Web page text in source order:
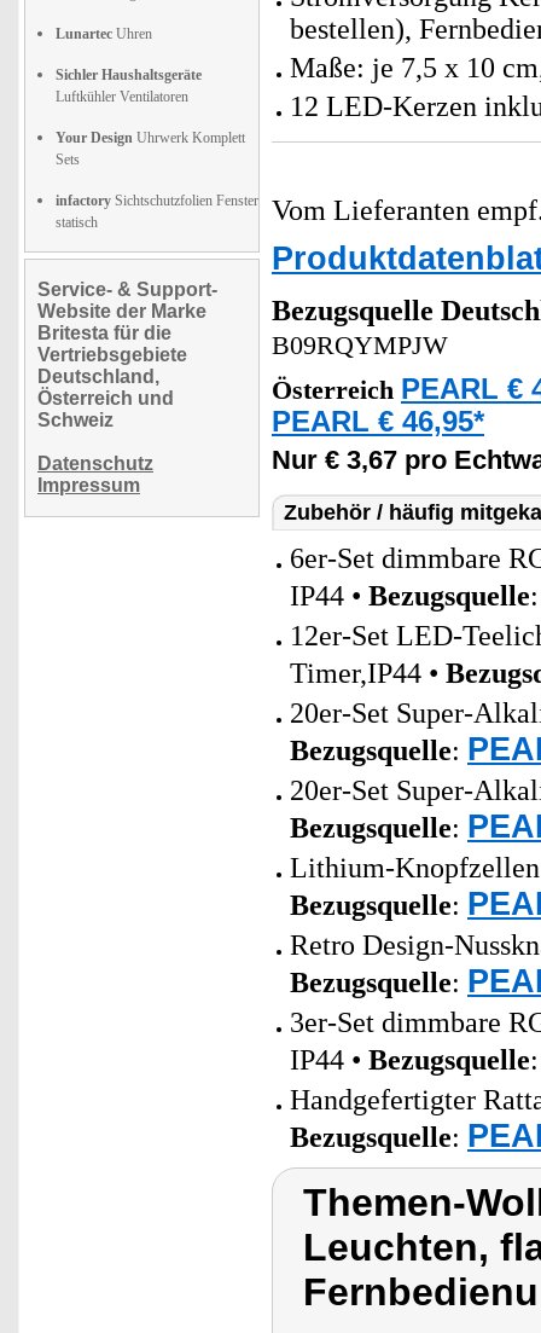
Lunartec Uhren
Sichler Haushaltsgeräte
Luftkühler Ventilatoren
Your Design Uhrwerk Komplett
Sets
infactory Sichtschutzfolien Fenster
statisch
Service- & Support-
Website der Marke
Britesta für die
Vertriebsgebiete
Deutschland,
Österreich und
Schweiz
Datenschutz
Impressum
bestellen),
Maße: je 7,5 x 10
12 LED-Kerzen
Vom Lieferanten
Bezugsquelle
B09RQYMPJW
Österreich PEARL €
PEARL € 46,95*
Nur € 3,67 pro
Zubehör / häufig
6er-Set dimmbare
IP44 • Bezugsquelle
12er-Set LED-
Timer,IP44 •
20er-Set Super-
Bezugsquelle:
20er-Set Super-
Bezugsquelle:
Lithium-Knopfzellen
Bezugsquelle:
Retro Design-
Bezugsquelle:
3er-Set dimmbare
IP44 • Bezugsquelle
Handgefertigter
Bezugsquelle:
Themen-
Leuchten,